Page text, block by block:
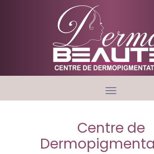
Toggle
navigation
Centre de